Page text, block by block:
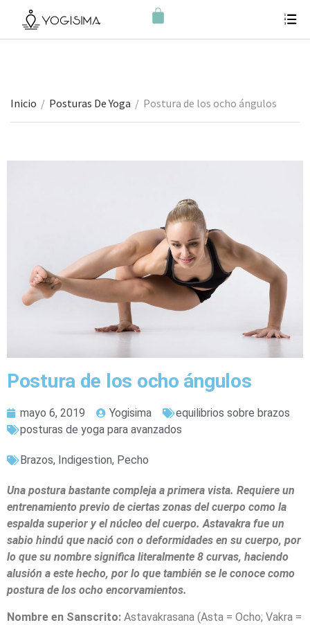
Inicio / Posturas De Yoga / Postura de los ocho ángulos
Postura de los ocho ángulos
mayo 6, 2019 Yogisima
equilibrios sobre brazos
posturas de yoga para avanzados
Brazos, Indigestion, Pecho
Una postura bastante compleja a primera vista. Requiere un
entrenamiento previo de ciertas zonas del cuerpo como la
espalda superior y el núcleo del cuerpo. Astavakra fue un
sabio hindú que nació con o deformidades en su cuerpo, por
lo que su nombre significa literalmente 8 curvas, haciendo
alusión a este hecho, por lo que también se le conoce como
postura de los ocho encorvamientos.
Nombre en Sanscrito: Astavakrasana (Asta = Ocho; Vakra =